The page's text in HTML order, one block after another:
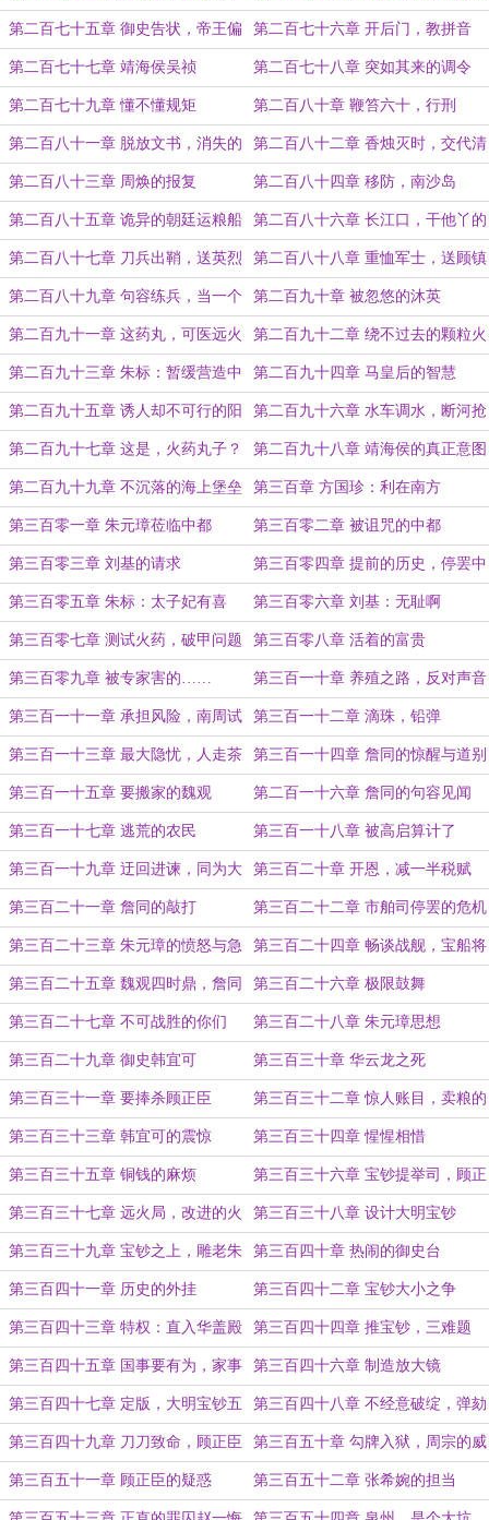
打得狠 网
第二百七十五章 御史告状，帝王偏
袒
第二百七十六章 开后门，教拼音
第二百七十七章 靖海侯吴祯 第二百七十八章 突如其来的调令
第二百七十九章 懂不懂规矩 第二百八十章 鞭笞六十，行刑
第二百八十一章 脱放文书，消失的
粮食
第二百八十二章 香烛灭时，交代清
楚
第二百八十三章 周焕的报复 第二百八十四章 移防，南沙岛
第二百八十五章 诡异的朝廷运粮船 第二百八十六章 长江口，干他丫的
第二百八十七章 刀兵出鞘，送英烈 第二百八十八章 重恤军士，送顾镇
抚
第二百八十九章 句容练兵，当一个
强者
第二百九十章 被忽悠的沐英
第二百九十一章 这药丸，可医远火
局
第二百九十二章 绕不过去的颗粒火
药
第二百九十三章 朱标：暂缓营造中
都
第二百九十四章 马皇后的智慧
第二百九十五章 诱人却不可行的阳
谋
第二百九十六章 水车调水，断河抢
水
第二百九十七章 这是，火药丸子？ 第二百九十八章 靖海侯的真正意图
第二百九十九章 不沉落的海上堡垒 第三百章 方国珍：利在南方
第三百零一章 朱元璋莅临中都 第三百零二章 被诅咒的中都
第三百零三章 刘基的请求 第三百零四章 提前的历史，停罢中
都
第三百零五章 朱标：太子妃有喜 第三百零六章 刘基：无耻啊
第三百零七章 测试火药，破甲问题 第三百零八章 活着的富贵
第三百零九章 被专家害的…… 第三百一十章 养殖之路，反对声音
第三百一十一章 承担风险，南周试
点
第三百一十二章 滴珠，铅弹
第三百一十三章 最大隐忧，人走茶
凉
第三百一十四章 詹同的惊醒与道别
第三百一十五章 要搬家的魏观 第二百一十六章 詹同的句容见闻
第三百一十七章 逃荒的农民 第三百一十八章 被高启算计了
第三百一十九章 迂回进谏，同为大
明子民
第三百二十章 开恩，减一半税赋
第三百二十一章 詹同的敲打 第三百二十二章 市舶司停罢的危机
第三百二十三章 朱元璋的愤怒与急
躁
第三百二十四章 畅谈战舰，宝船将
出
第三百二十五章 魏观四时鼎，詹同
起复
第三百二十六章 极限鼓舞
第三百二十七章 不可战胜的你们 第三百二十八章 朱元璋思想
第三百二十九章 御史韩宜可 第三百三十章 华云龙之死
第三百三十一章 要捧杀顾正臣 第三百三十二章 惊人账目，卖粮的
知县
第三百三十三章 韩宜可的震惊 第三百三十四章 惺惺相惜
第三百三十五章 铜钱的麻烦 第三百三十六章 宝钞提举司，顾正
臣的担忧
第三百三十七章 远火局，改进的火
器
第三百三十八章 设计大明宝钞
第三百三十九章 宝钞之上，雕老朱
头像
第三百四十章 热闹的御史台
第三百四十一章 历史的外挂 第三百四十二章 宝钞大小之争
第三百四十三章 特权：直入华盖殿 第三百四十四章 推宝钞，三难题
第三百四十五章 国事要有为，家事
也当兴
第三百四十六章 制造放大镜
第三百四十七章 定版，大明宝钞五
等
第三百四十八章 不经意破绽，弹劾
风云
第三百四十九章 刀刀致命，顾正臣
的十宗罪
第三百五十章 勾牌入狱，周宗的威
胁
第三百五十一章 顾正臣的疑惑 第三百五十二章 张希婉的担当